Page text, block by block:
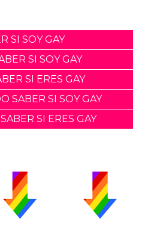
SI SOY GAY
SI SOY GAY
SI ERES GAY
SABER SI SOY GAY
SI ERES GAY